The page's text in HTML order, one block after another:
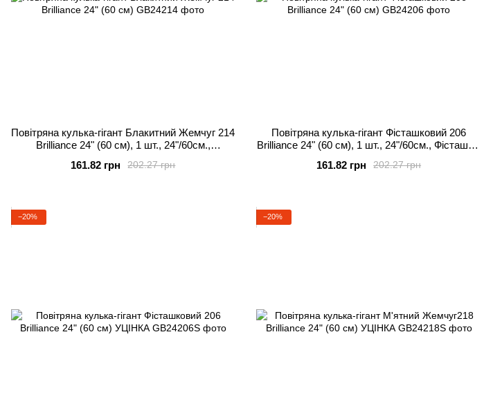
Повітряна кулька-гігант Блакитний Жемчуг 214
Brilliance 24" (60 см), 1 шт., 24"/60см.,
202.27 грн
161.82 грн
Повітряна кулька-гігант Фісташковий 206
Brilliance 24" (60 см), 1 шт., 24"/60см., Фісташка,
202.27 грн
161.82 грн
−20% −20%